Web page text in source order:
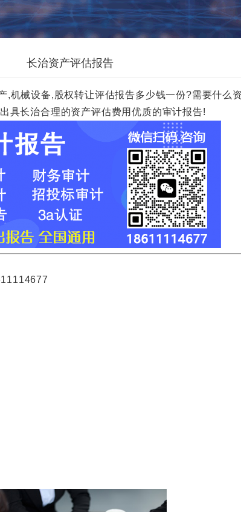
长治资产评估报告
机械设备,股权转让评估报告多少钱一份?需要什么
具长治合理的资产评估费用优质的审计报告!